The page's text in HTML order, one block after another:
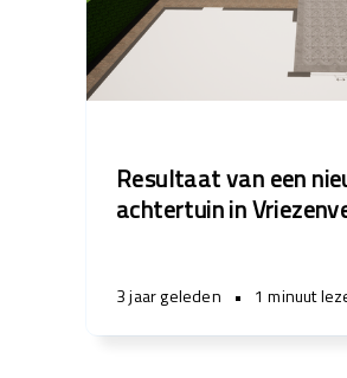
Resultaat van een
achtertuin in
3 jaar geleden • 1 minuut